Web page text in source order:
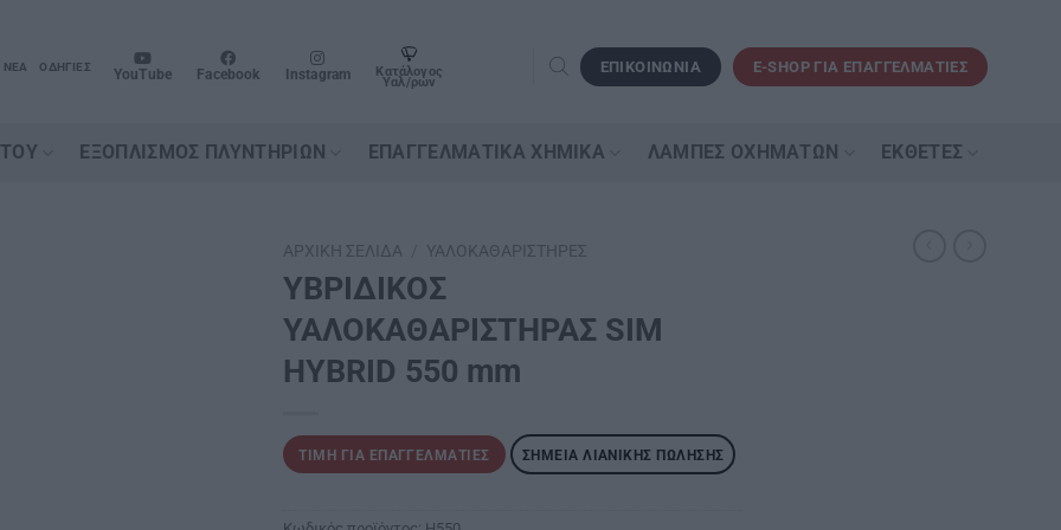
ΝΈΑ ΟΔΗΓΊΕΣ YouTube Facebook Instagram Κατάλογος
Υαλ/ρων
ΕΠΙΚΟΙΝΩΝΙΑ E-SHOP ΓΙΑ ΕΠΑΓΓΕΛΜΑΤΙΕΣ
ΕΞΟΠΛΙΣΜΌΣ ΠΛΥΝΤΗΡΊΩΝ ΕΠΑΓΓΕΛΜΑΤΙΚΆ ΧΗΜΙΚΆ ΛΆΜΠΕΣ ΟΧΗΜΆΤΩΝ ΕΚΘΈΤΕΣ
ΑΡΧΙΚΉ ΣΕΛΊΔΑ ΥΑΛΟΚΑΘΑΡΙΣΤΉΡΕΣ
ΥΒΡΙΔΙΚΟΣ
ΥΑΛΟΚΑΘΑΡΙΣΤΗΡΑΣ SIM
HYBRID 550 mm
ΤΙΜΉ ΓΙΑ ΕΠΑΓΓΕΛΜΑΤΊΕΣ ΣΗΜΕΊΑ ΛΙΑΝΙΚΉΣ ΠΏΛΗΣΗΣ